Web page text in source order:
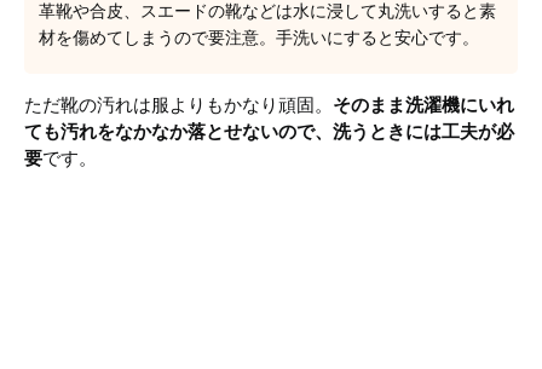
革靴や合皮、スエードの靴などは水に浸して丸洗いすると素
材を傷めてしまうので要注意。手洗いにすると安心です。
ただ靴の汚れは服よりもかなり頑固。 そのまま洗濯機にいれ
ても汚れをなかなか落とせないので、洗うときには工夫が必
要です。